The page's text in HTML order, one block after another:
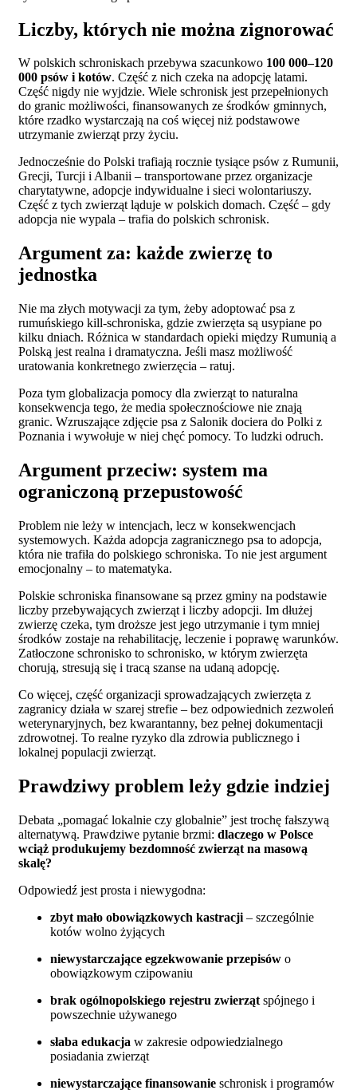
Liczby, których nie można zignorować
W polskich schroniskach przebywa szacunkowo 100 000–120
000 psów i kotów. Część z nich czeka na adopcję latami.
Część nigdy nie wyjdzie. Wiele schronisk jest przepełnionych
do granic możliwości, finansowanych ze środków gminnych,
które rzadko wystarczają na coś więcej niż podstawowe
utrzymanie zwierząt przy życiu.
Jednocześnie do Polski trafiają rocznie tysiące psów z Rumunii,
Grecji, Turcji i Albanii – transportowane przez organizacje
charytatywne, adopcje indywidualne i sieci wolontariuszy.
Część z tych zwierząt ląduje w polskich domach. Część – gdy
adopcja nie wypala – trafia do polskich schronisk.
Argument za: każde zwierzę to
jednostka
Nie ma złych motywacji za tym, żeby adoptować psa z
rumuńskiego kill-schroniska, gdzie zwierzęta są usypiane po
kilku dniach. Różnica w standardach opieki między Rumunią a
Polską jest realna i dramatyczna. Jeśli masz możliwość
uratowania konkretnego zwierzęcia – ratuj.
Poza tym globalizacja pomocy dla zwierząt to naturalna
konsekwencja tego, że media społecznościowe nie znają
granic. Wzruszające zdjęcie psa z Salonik dociera do Polki z
Poznania i wywołuje w niej chęć pomocy. To ludzki odruch.
Argument przeciw: system ma
ograniczoną przepustowość
Problem nie leży w intencjach, lecz w konsekwencjach
systemowych. Każda adopcja zagranicznego psa to adopcja,
która nie trafiła do polskiego schroniska. To nie jest argument
emocjonalny – to matematyka.
Polskie schroniska finansowane są przez gminy na podstawie
liczby przebywających zwierząt i liczby adopcji. Im dłużej
zwierzę czeka, tym droższe jest jego utrzymanie i tym mniej
środków zostaje na rehabilitację, leczenie i poprawę warunków.
Zatłoczone schronisko to schronisko, w którym zwierzęta
chorują, stresują się i tracą szanse na udaną adopcję.
Co więcej, część organizacji sprowadzających zwierzęta z
zagranicy działa w szarej strefie – bez odpowiednich zezwoleń
weterynaryjnych, bez kwarantanny, bez pełnej dokumentacji
zdrowotnej. To realne ryzyko dla zdrowia publicznego i
lokalnej populacji zwierząt.
Prawdziwy problem leży gdzie indziej
Debata „pomagać lokalnie czy globalnie” jest trochę fałszywą
alternatywą. Prawdziwe pytanie brzmi: dlaczego w Polsce
wciąż produkujemy bezdomność zwierząt na masową
skalę?
Odpowiedź jest prosta i niewygodna:
zbyt mało obowiązkowych kastracji – szczególnie
kotów wolno żyjących
niewystarczające egzekwowanie przepisów o
obowiązkowym czipowaniu
brak ogólnopolskiego rejestru zwierząt spójnego i
powszechnie używanego
słaba edukacja w zakresie odpowiedzialnego
posiadania zwierząt
niewystarczające finansowanie schronisk i programów